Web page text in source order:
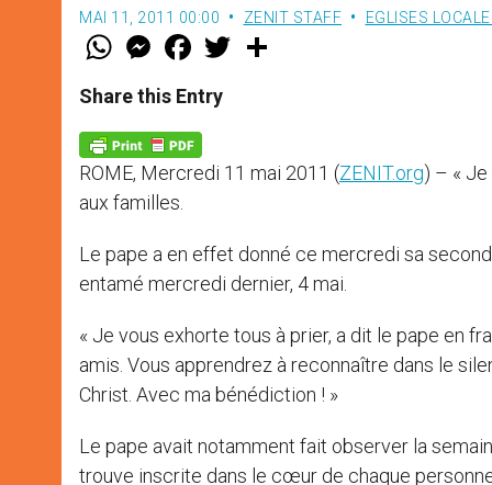
MAI 11, 2011 00:00 ZENIT STAFF EGLISES
W
t
s
p
p
M
e
s
e
g
e
r
F
a
e
b
k
w
Share this Entry
ROME, Mercredi 11 mai 2011 (ZENIT.org) – «
aux familles.
Le pape a en effet donné ce mercredi sa
entamé mercredi dernier, 4 mai.
« Je vous exhorte tous à prier, a dit le pape en
amis. Vous apprendrez à reconnaître dans le
Christ. Avec ma bénédiction ! »
Le pape avait notamment fait observer la
trouve inscrite dans le cœur de chaque